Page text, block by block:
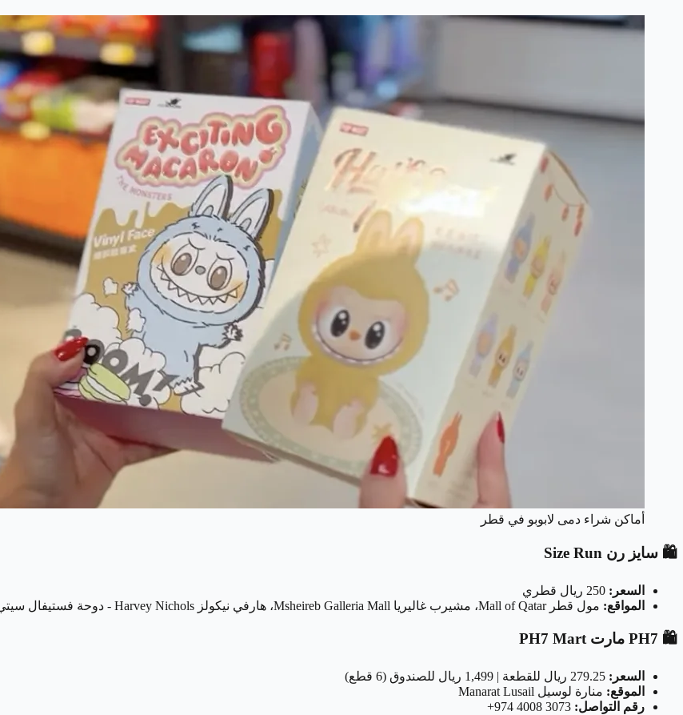
أماكن شراء دمى لابوبو في قطر
🛍️ سايز رن Size Run
السعر:
المواقع: مول قطر Mall of Qatar، مشيرب غاليريا Msheireb Galleria Mall، هارفي نيكولز Harvey Nichols - دوحة فستيفال سيتي
🛍️ PH7 مارت PH7 Mart
السعر:
الموقع: منارة لوسيل Manarat Lusail
رقم التواصل: